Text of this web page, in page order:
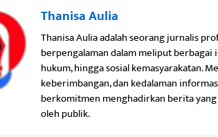
Thanisa Aulia
Thanisa Aulia adalah seorang jurnalis
berpengalaman dalam meliput berbagai
hukum, hingga sosial kemasyarakatan.
keberimbangan, dan kedalaman
berkomitmen menghadirkan berita
oleh publik.